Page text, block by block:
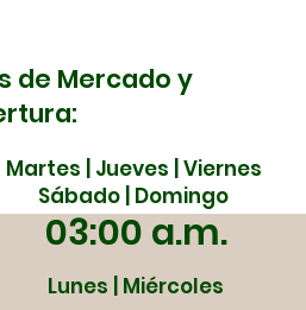
Martes | Jueves | Viernes
Sábado | Domingo
de Mercado y
03:00 a.m.
Lunes | Miércoles